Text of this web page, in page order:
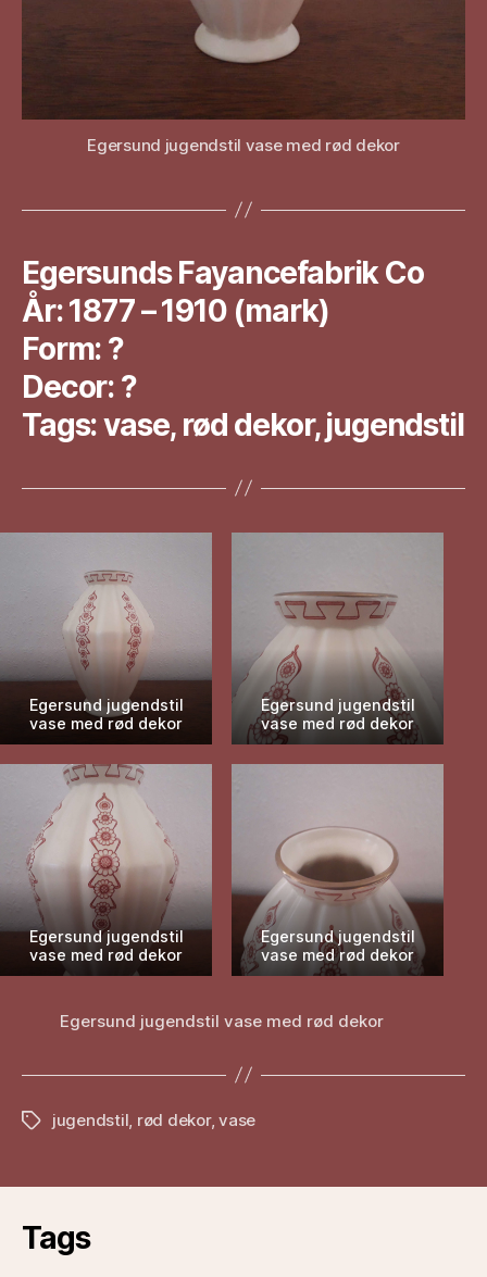
Egersund jugendstil vase med rød dekor
Egersunds Fayancefabrik Co
År: 1877 – 1910 (mark)
Form: ?
Decor: ?
Tags: vase, rød dekor, jugendstil
Egersund jugendstil
vase med rød dekor
Egersund jugendstil
vase med rød dekor
Egersund jugendstil
vase med rød dekor
Egersund jugendstil
vase med rød dekor
Egersund jugendstil vase med rød dekor
Stikkordjugendstil rød dekor,vase
Tags